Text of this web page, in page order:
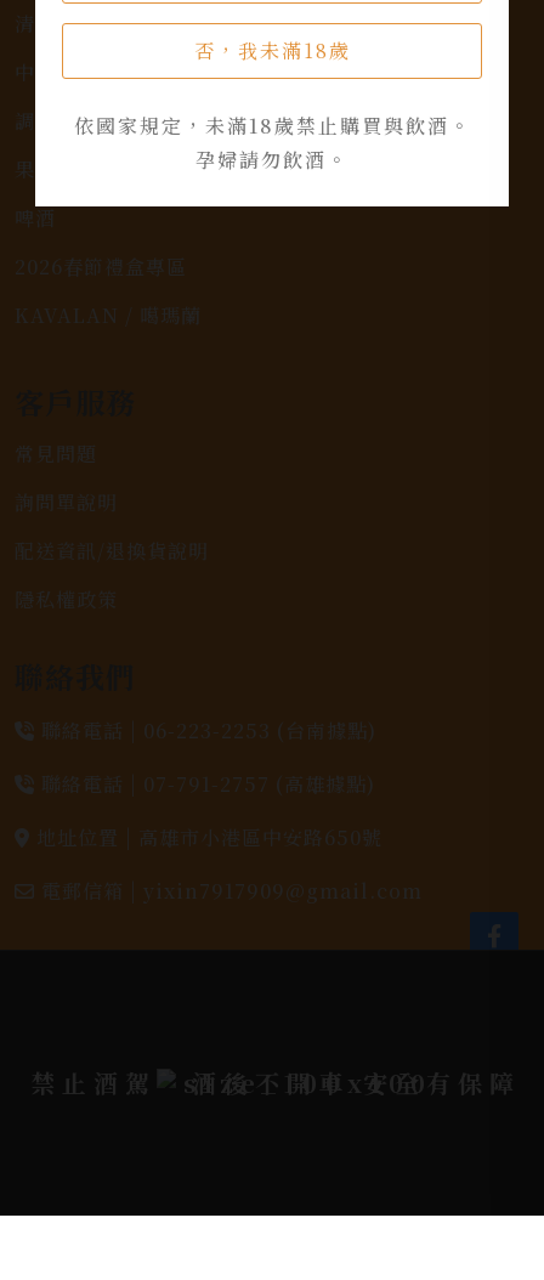
否，我未滿18歲
依國家規定，未滿18歲禁止購買與飲酒。
孕婦請勿飲酒。
清酒、燒酎
中式烈酒
調烈酒
果實酒
啤酒
2026春節禮盒專區
KAVALAN / 噶瑪蘭
常見問題
詢問單說明
配送資訊/退換貨說明
隱私權政策
聯絡電話 | 06-223-2253 (台南據點)
聯絡電話 | 07-791-2757 (高雄據點)
地址位置 | 高雄市小港區中安路650號
電郵信箱 | yixin7917909@gmail.com
Bondlink
禁止酒駕 酒後不開車 安全有保障